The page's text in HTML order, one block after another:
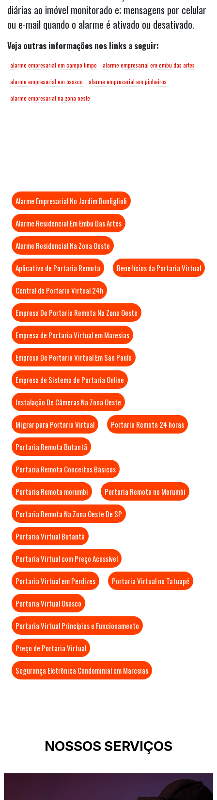
diárias ao imóvel monitorado e; mensagens por celular
ou e-mail quando o alarme é ativado ou desativado.
Veja outras informações nos links a seguir:
alarme empresarial em campo limpo
alarme empresarial em embu das artes
alarme empresarial em osasco
alarme empresarial em pinheiros
alarme empresarial na zona oeste
Alarme Empresarial No Jardim Bonfiglioli
Alarme Residencial Em Embu Das Artes
Alarme Residencial Na Zona Oeste
Aplicativo de Portaria Remota Benefícios da Portaria Virtual
Central de Portaria Virtual 24h
Empresa De Portaria Remota Na Zona Oeste
Empresa de Portaria Virtual em Maresias
Empresa De Portaria Virtual Em São Paulo
Empresa de Sistema de Portaria Online
Instalação De Câmeras Na Zona Oeste
Migrar para Portaria Virtual Portaria Remota 24 horas
Portaria Remota Butantã
Portaria Remota Conceitos Básicos
Portaria Remota morumbi Portaria Remota no Morumbi
Portaria Remota Na Zona Oeste De SP
Portaria Virtual Butantã
Portaria Virtual com Preço Acessível
Portaria Virtual em Perdizes Portaria Virtual no Tatuapé
Portaria Virtual Osasco
Portaria Virtual Princípios e Funcionamento
Preço de Portaria Virtual
Segurança Eletrônica Condominial em Maresias
NOSSOS SERVIÇOS